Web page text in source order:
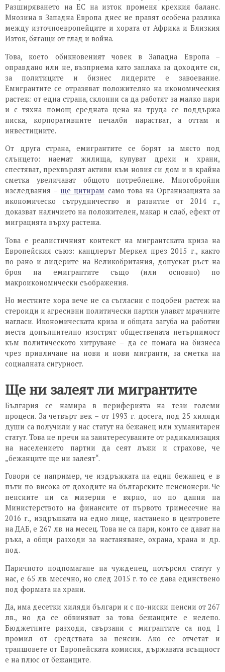
Разширяването на ЕС на изток променя крехкия баланс.
Мнозина в Западна Европа днес не правят особена разлика
между източноевропейците и хората от Африка и Близкия
Изток, бягащи от глад и война.
Това, което обикновеният човек в Западна Европа –
оправдано или не, възприема като заплаха за доходите си,
за политиците и бизнес лидерите е завоевание.
Емигрантите се отразяват положително на икономическия
растеж: от една страна, склонни са да работят за малко пари
и с тяхна помощ средната цена на труда се поддържа
ниска, корпоративните печалби нарастват, а оттам и
инвестициите.
От друга страна, емигрантите се борят за място под
слънцето: наемат жилища, купуват дрехи и храни,
спестяват, прехвърлят активи към новия си дом и в крайна
сметка увеличават общото потребление. Многобройни
изследвания – ще цитирам само това на Организацията за
икономическо сътрудничество и развитие от 2014 г.,
доказват наличието на положителен, макар и слаб, ефект от
миграцията върху растежа.
Това е реалистичният контекст на мигрантската криза на
Европейския съюз: канцлерът Меркел през 2015 г., както
по-рано и лидерите на Великобритания, допускат ръст на
броя на емигрантите също (или основно) по
макроикономически съображения.
Но местните хора вече не са съгласни с подобен растеж на
стероиди и агресивни политически партии улавят мрачните
нагласи. Икономическата криза и общата загуба на работни
места допълнително изострят обществената нетърпимост
към политическото хитруване – да се помага на бизнеса
чрез привличане на нови и нови мигранти, за сметка на
социалната сигурност.
Ще ни залеят ли мигрантите
България се намира в периферията на тези големи
процеси. За четвърт век – от 1993 г. досега, под 25 хиляди
души са получили у нас статут на бежанец или хуманитарен
статут. Това не пречи на заинтересуваните от радикализация
на населението партии да сеят лъжи и страхове, че
„бежанците ще ни залеят“.
Говори се например, че издръжката на един бежанец е в
пъти по-висока от доходите на българските пенсионери. Че
пенсиите ни са мизерни е вярно, но по данни на
Министерството на финансите от първото тримесечие на
2016 г., издръжката на едно лице, настанено в центровете
на ДАБ, е 267 лв. на месец. Това не са пари, които се дават на
ръка, а общи разходи за настаняване, охрана, храна и др.
под.
Паричното подпомагане на чужденец, потърсил статут у
нас, е 65 лв. месечно, но след 2015 г. то се дава единствено
под формата на храни.
Да, има десетки хиляди българи и с по-ниски пенсии от 267
лв., но да се обвиняват за това бежанците е нелепо.
Бюджетните разходи, свързани с мигрантите са под 1
промил от средствата за пенсии. Ако се отчетат и
траншовете от Европейската комисия, държавата всъщност
е на плюс от бежанците.